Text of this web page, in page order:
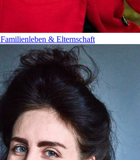
Familienleben & Elternschaft